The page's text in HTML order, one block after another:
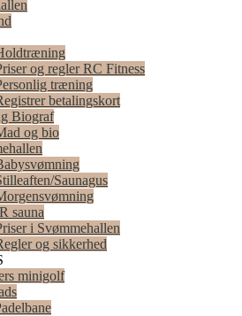
og regler RC Fitness
træning
betalingskort
Biograf
og bio
Saunagus
sauna
i Svømmehallen
og sikkerhed
minigolf